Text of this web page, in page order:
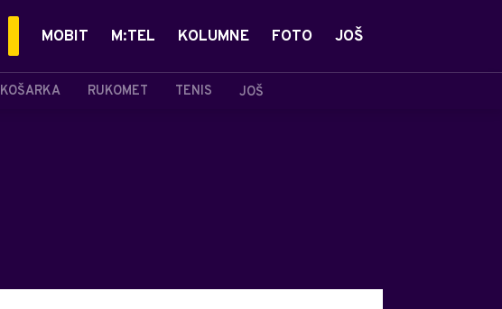
KOŠARKA RUKOMET TENIS JOŠ
MOBIT M:TEL KOLUMNE FOTO JOŠ